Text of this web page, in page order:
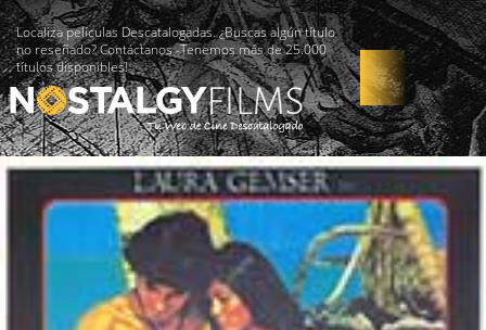
Localiza películas Descatalogadas. ¿Buscas algún título
no reseñado? Contáctanos -Tenemos más de 25.000
títulos disponibles!